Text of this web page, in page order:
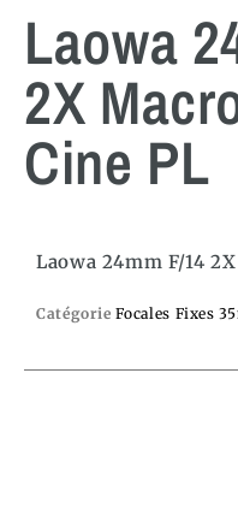
Laowa
2X
Cine PL
Laowa 24mm F/14
Catégorie Focales Fixes